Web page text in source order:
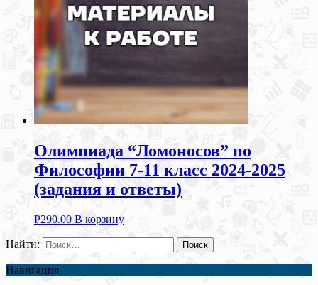
Олимпиада “Ломоносов” по
Философии 7-11 класс 2024-2025
(задания и ответы)
Р290.00 В корзину
Найти:
Навигация